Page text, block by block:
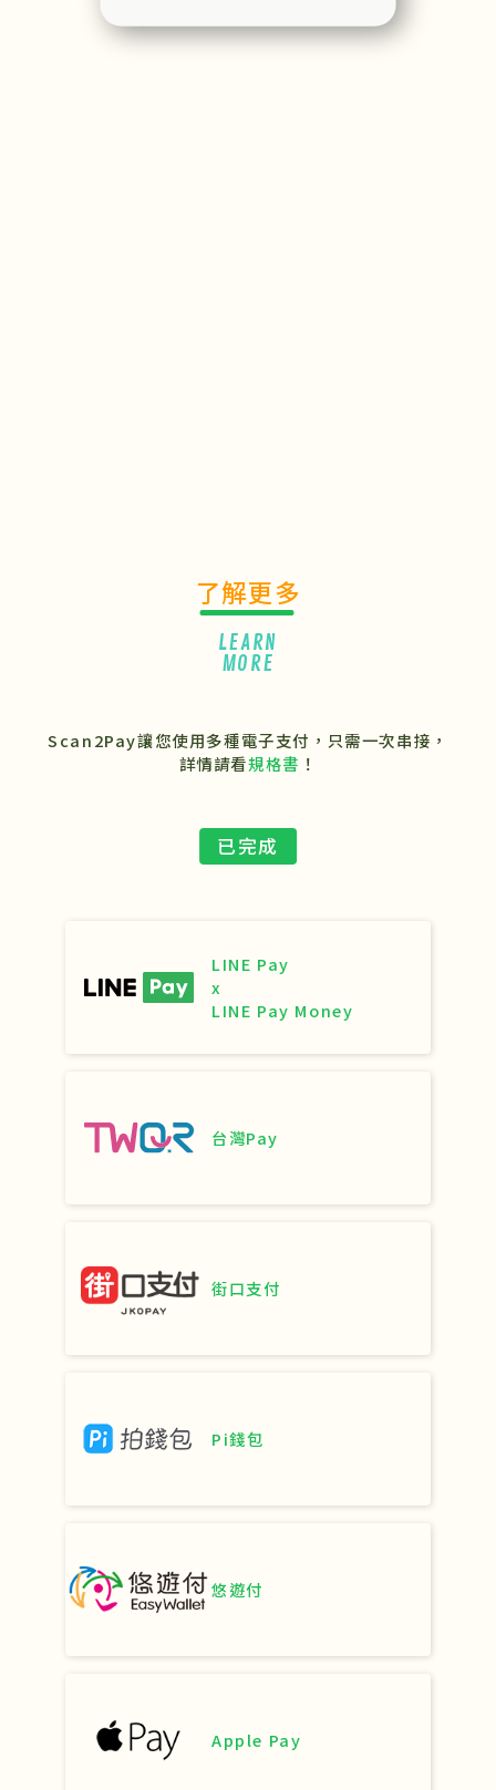
了解更多
LEARN
MORE
Scan2Pay讓您使用多種電子支付，只需一次串接，
詳情請看規格書 ！
已完成
LINE Pay
x
LINE Pay Money
台灣Pay
街口支付
Pi錢包
悠遊付
Apple Pay